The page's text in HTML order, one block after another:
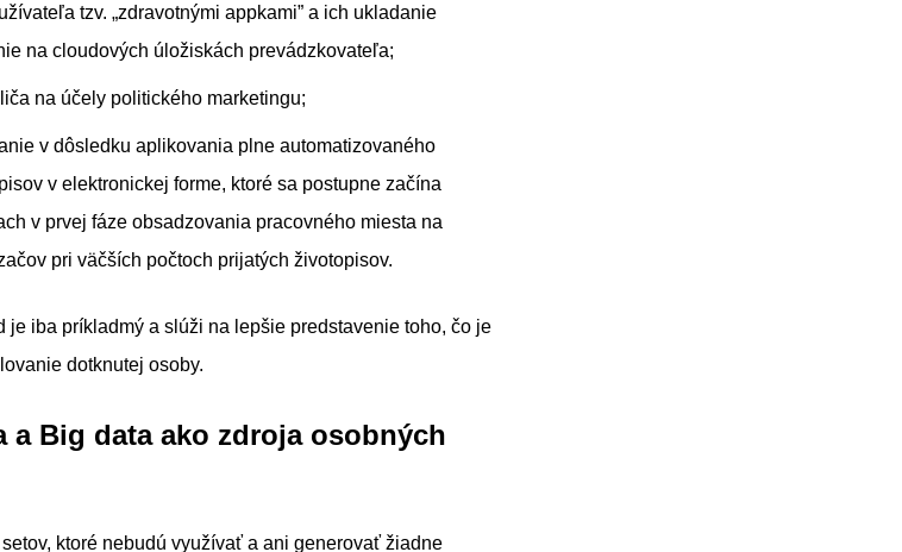
tzv. „zdravotnými appkami” a ich ukladanie
na cloudových úložiskách prevádzkovateľa;
na účely politického marketingu;
v dôsledku aplikovania plne automatizovaného
v elektronickej forme, ktoré sa postupne začína
v prvej fáze obsadzovania pracovného miesta na
pri väčších počtoch prijatých životopisov.
je iba príkladmý a slúži na lepšie predstavenie toho, čo je
dotknutej osoby.
a Big data ako zdroja osobných
ktoré nebudú využívať a ani generovať žiadne